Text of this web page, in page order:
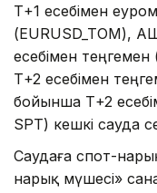
Т+1 есебімен
(EURUSD_TOM),
есебімен
Т+2 есебімен
бойынша Т+2
SPT) кешкі сауда
Саудаға спот-
нарық мүшесі»